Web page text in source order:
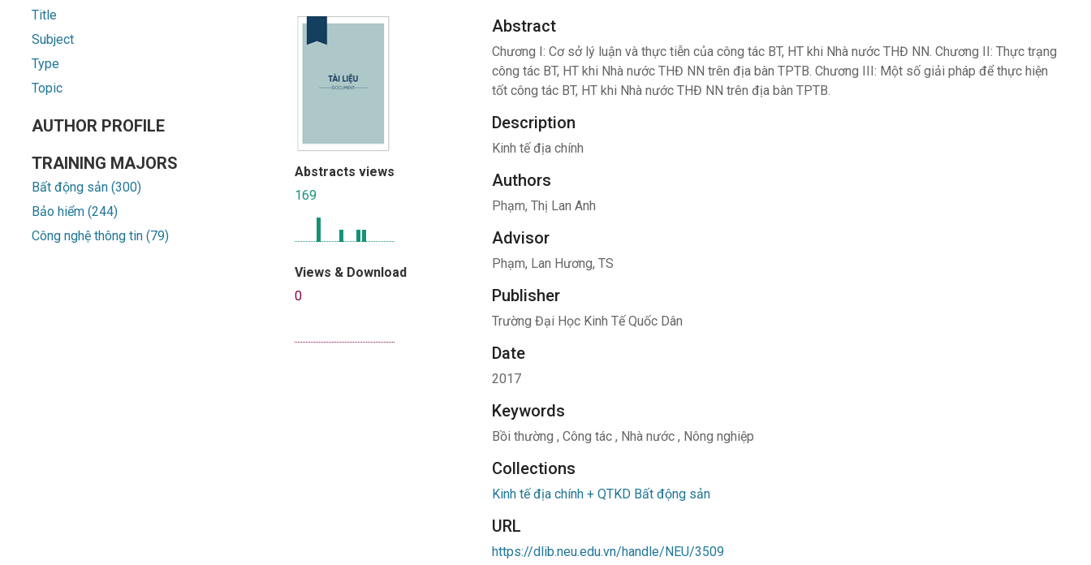
Title
Subject
Type
Topic
AUTHOR PROFILE
TRAINING MAJORS
Bất động sản (300)
Bảo hiểm (244)
Công nghệ thông tin (79)
Abstracts views
169
Views & Download
0
Abstract
Chương I: Cơ sở lý luận và thực tiễn của công tác BT, HT khi Nhà nước THĐ NN. Chương II: Thực trạng
công tác BT, HT khi Nhà nước THĐ NN trên địa bàn TPTB. Chương III: Một số giải pháp để thực hiện
tốt công tác BT, HT khi Nhà nước THĐ NN trên địa bàn TPTB.
Description
Kinh tế địa chính
Authors
Phạm, Thị Lan Anh
Advisor
Phạm, Lan Hương, TS
Publisher
Trường Đại Học Kinh Tế Quốc Dân
Date
2017
Keywords
Bồi thường , Công tác , Nhà nước , Nông nghiệp
Collections
Kinh tế địa chính + QTKD Bất động sản
URL
https://dlib.neu.edu.vn/handle/NEU/3509